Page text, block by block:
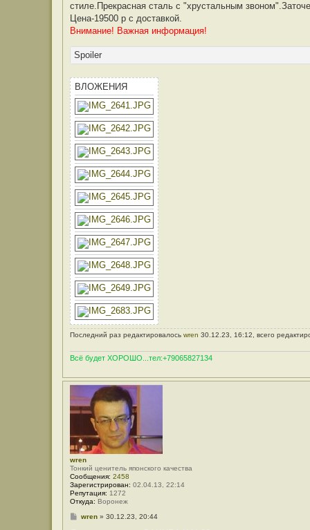
стиле.Прекрасная сталь с "хрустальным
Цена-19500 р с доставкой.
Внимание! Важная информация!
Spoiler
ВЛОЖЕНИЯ
Последний раз редактировалось wren 30.12.23, 16:12, всего
Всё будет ХОРОШО...тел:+79065827134
wren
Тонкий ценитель японского качества
Сообщения: 2458
Зарегистрирован: 02.04.13, 22:14
Репутация: 1272
Откуда: Воронеж
Сwren» 30.12.23, 20:44